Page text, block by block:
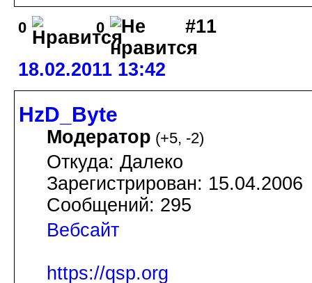
0 0 #11
18.02.2011 13:42
HzD_Byte
Модератор (+5, -2)
Откуда: Далеко
Зарегистрирован: 15.04.2006
Сообщений: 295
Вебсайт
https://qsp.org